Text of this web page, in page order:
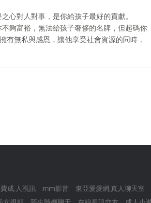
心對人對事，是你給孩子最好的貢獻。
夠富裕，無法給孩子奢侈的名牌，但起碼你
有無私與感恩，讓他享受社會資源的同時，
成.人視訊 mm影音 東亞愛愛網,真人聊天室